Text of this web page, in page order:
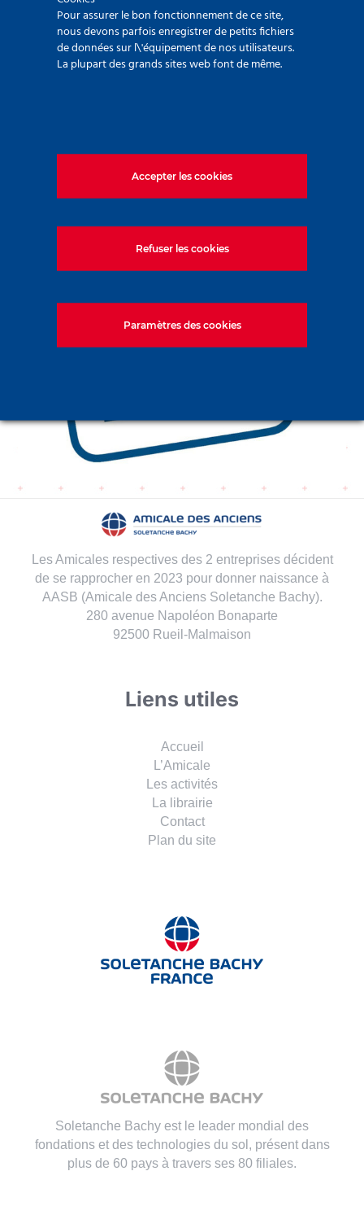
de consulter tous les magazines internes
depuis les années 70 !
Comment m’inscrire
Les Amicales respectives des 2 entreprises décident
de se rapprocher en 2023 pour donner naissance à
AASB (Amicale des Anciens Soletanche Bachy).
280 avenue Napoléon Bonaparte
92500 Rueil-Malmaison
Liens utiles
Accueil
L’Amicale
Les activités
La librairie
Contact
Plan du site
Soletanche Bachy est le leader mondial des
fondations et des technologies du sol, présent dans
plus de 60 pays à travers ses 80 filiales.
Pour assurer le bon fonctionnement de ce site,
nous devons parfois enregistrer de petits fichiers
de données sur l\'équipement de nos utilisateurs.
La plupart des grands sites web font de même.
Accepter les cookies
Refuser les cookies
Paramètres des cookies